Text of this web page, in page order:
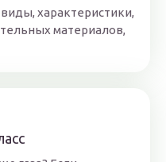
характеристики,
материалов,